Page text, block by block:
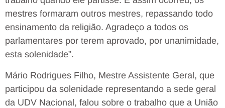
mestres formaram outros mestres, repassando todo
ensinamento da religião. Agradeço a todos os
parlamentares por terem aprovado, por unanimidade,
esta solenidade”.
Mário Rodrigues Filho, Mestre Assistente Geral, que
participou da solenidade representando a sede geral
da UDV Nacional, falou sobre o trabalho que a União